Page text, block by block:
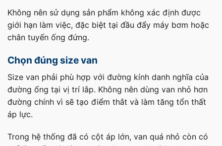
Không nên sử dụng sản phẩm không xác định được
giới hạn làm việc, đặc biệt tại đầu đẩy máy bơm hoặc
chân tuyến ống đứng.
Chọn đúng size van
Size van phải phù hợp với đường kính danh nghĩa của
đường ống tại vị trí lắp. Không nên dùng van nhỏ hơn
đường chính vì sẽ tạo điểm thắt và làm tăng tổn thất
áp lực.
Trong hệ thống đã có cột áp lớn, van quá nhỏ còn có